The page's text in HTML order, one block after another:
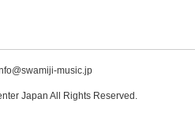
music.jp
Japan All Rights Reserved.